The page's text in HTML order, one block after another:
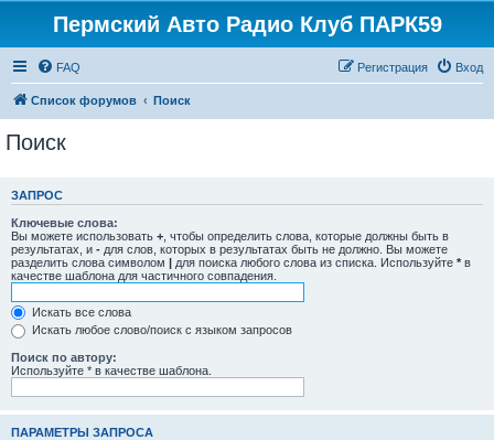
Пермский Авто Радио Клуб ПАРК59
FAQ Вход
Регистрация
Список форумов Поиск
Поиск
ЗАПРОС
Ключевые слова:
Вы можете использовать + , чтобы определить слова, которые должны быть в
результатах, и - для слов, которых в результатах быть не должно. Вы можете
разделить слова символом | для поиска любого слова из списка. Используйте * в
качестве шаблона для частичного совпадения.
Искать все слова
Искать любое слово/поиск с языком запросов
Поиск по автору:
Используйте * в качестве шаблона.
ПАРАМЕТРЫ ЗАПРОСА